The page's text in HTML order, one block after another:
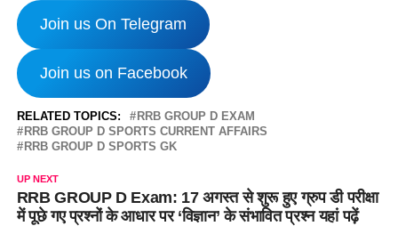
Join us On Telegram
Join us on Facebook
RELATED TOPICS:
RRB GROUP D EXAM
RRB GROUP D SPORTS CURRENT AFFAIRS
RRB GROUP D SPORTS GK
UP NEXT
RRB GROUP D Exam: 17 अगस्त से शुरू हुए ग्रुप डी परीक्षा
में पूछे गए प्रश्नों के आधार पर ‘विज्ञान’ के संभावित प्रश्न यहां पढ़ें